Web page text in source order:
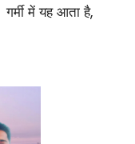
में यह आता है,